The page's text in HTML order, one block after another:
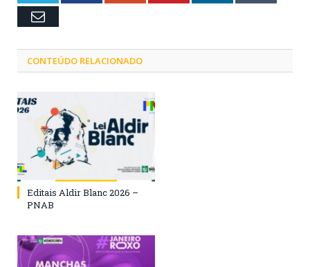
Email
CONTEÚDO RELACIONADO
Editais Aldir Blanc 2026 –
PNAB